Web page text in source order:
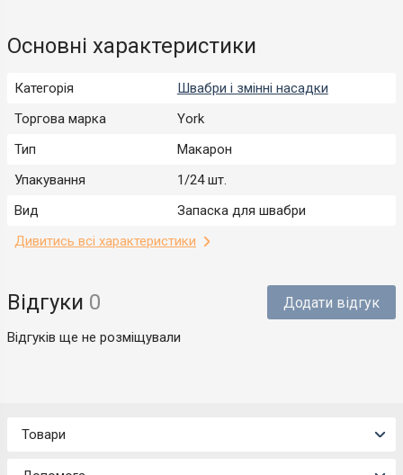
Основні характеристики
Категорія
Швабри і змінні насадки
Торгова марка
York
Тип
Макарон
Упакування
1/24 шт.
Вид
Запаска для швабри
Дивитись всі характеристики
Відгуки 0 Додати відгук
Відгуків ще не розміщували
Товари